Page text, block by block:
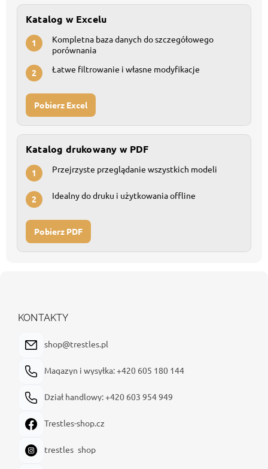
Katalog w Excelu
1
Kompletna baza danych do szczegółowego
porównania
2 Łatwe filtrowanie i własne modyfikacje
Pobierz Excel
Katalog drukowany w PDF
1 Przejrzyste przeglądanie wszystkich modeli
2 Idealny do druku i użytkowania offline
Pobierz PDF
KONTAKTY
shop@trestles.pl
Magazyn i wysyłka: +420 605 180 144
Dział handlowy: +420 603 954 949
Trestles-shop.cz
trestles_shop